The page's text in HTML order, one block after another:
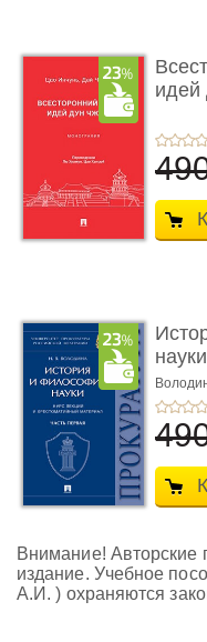
идей
Цао
Цао
Внимание! Авторские
издание. Учебное
А.И. ) охраняются